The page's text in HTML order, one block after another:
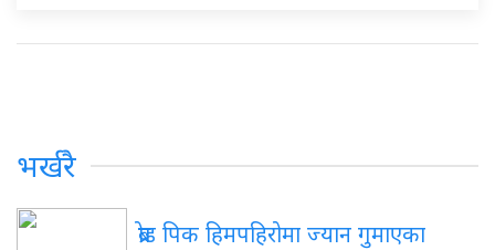
भर्खरै
ब्रोड पिक हिमपहिरोमा ज्यान गुमाएका